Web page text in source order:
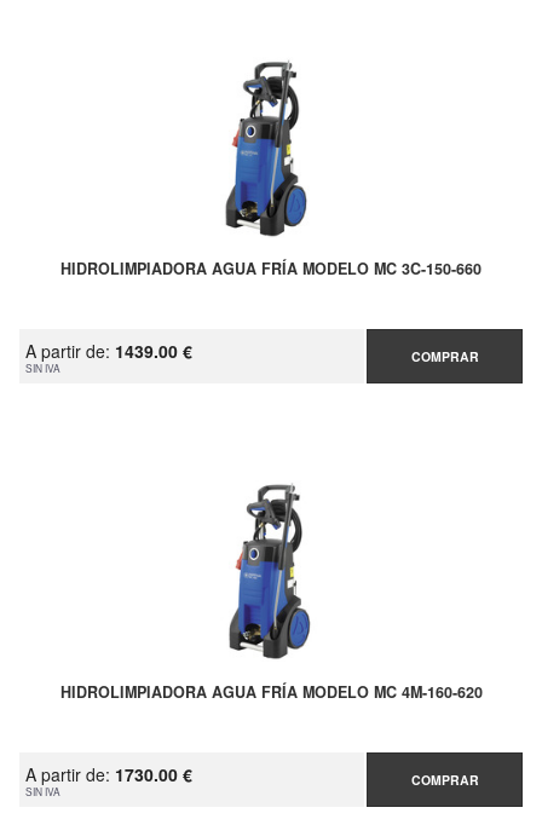
HIDROLIMPIADORA AGUA FRÍA MODELO MC 3C-150-660
A partir de: 1439.00 €
SIN IVA
COMPRAR
HIDROLIMPIADORA AGUA FRÍA MODELO MC 4M-160-620
A partir de: 1730.00 €
SIN IVA
COMPRAR